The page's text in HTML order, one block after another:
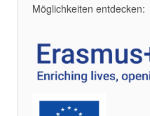
Möglichkeiten entdecken: